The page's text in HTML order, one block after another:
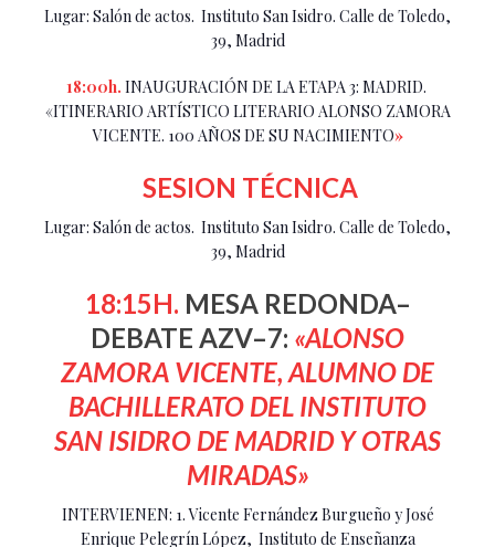
Lugar: Salón de actos. Instituto San Isidro. Calle de Toledo,
39, Madrid
18:00h. INAUGURACIÓN DE LA ETAPA 3: MADRID.
«ITINERARIO ARTÍSTICO LITERARIO ALONSO ZAMORA
VICENTE. 100 AÑOS DE SU NACIMIENTO»
SESION TÉCNICA
Lugar: Salón de actos. Instituto San Isidro. Calle de Toledo,
39, Madrid
18:15H. MESA REDONDA–
DEBATE AZV–7: «ALONSO
ZAMORA VICENTE, ALUMNO DE
BACHILLERATO DEL INSTITUTO
SAN ISIDRO DE MADRID Y OTRAS
MIRADAS»
INTERVIENEN: 1. Vicente Fernández Burgueño y José
Enrique Pelegrín López, Instituto de Enseñanza